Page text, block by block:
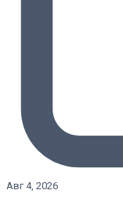
Авг 4, 2026